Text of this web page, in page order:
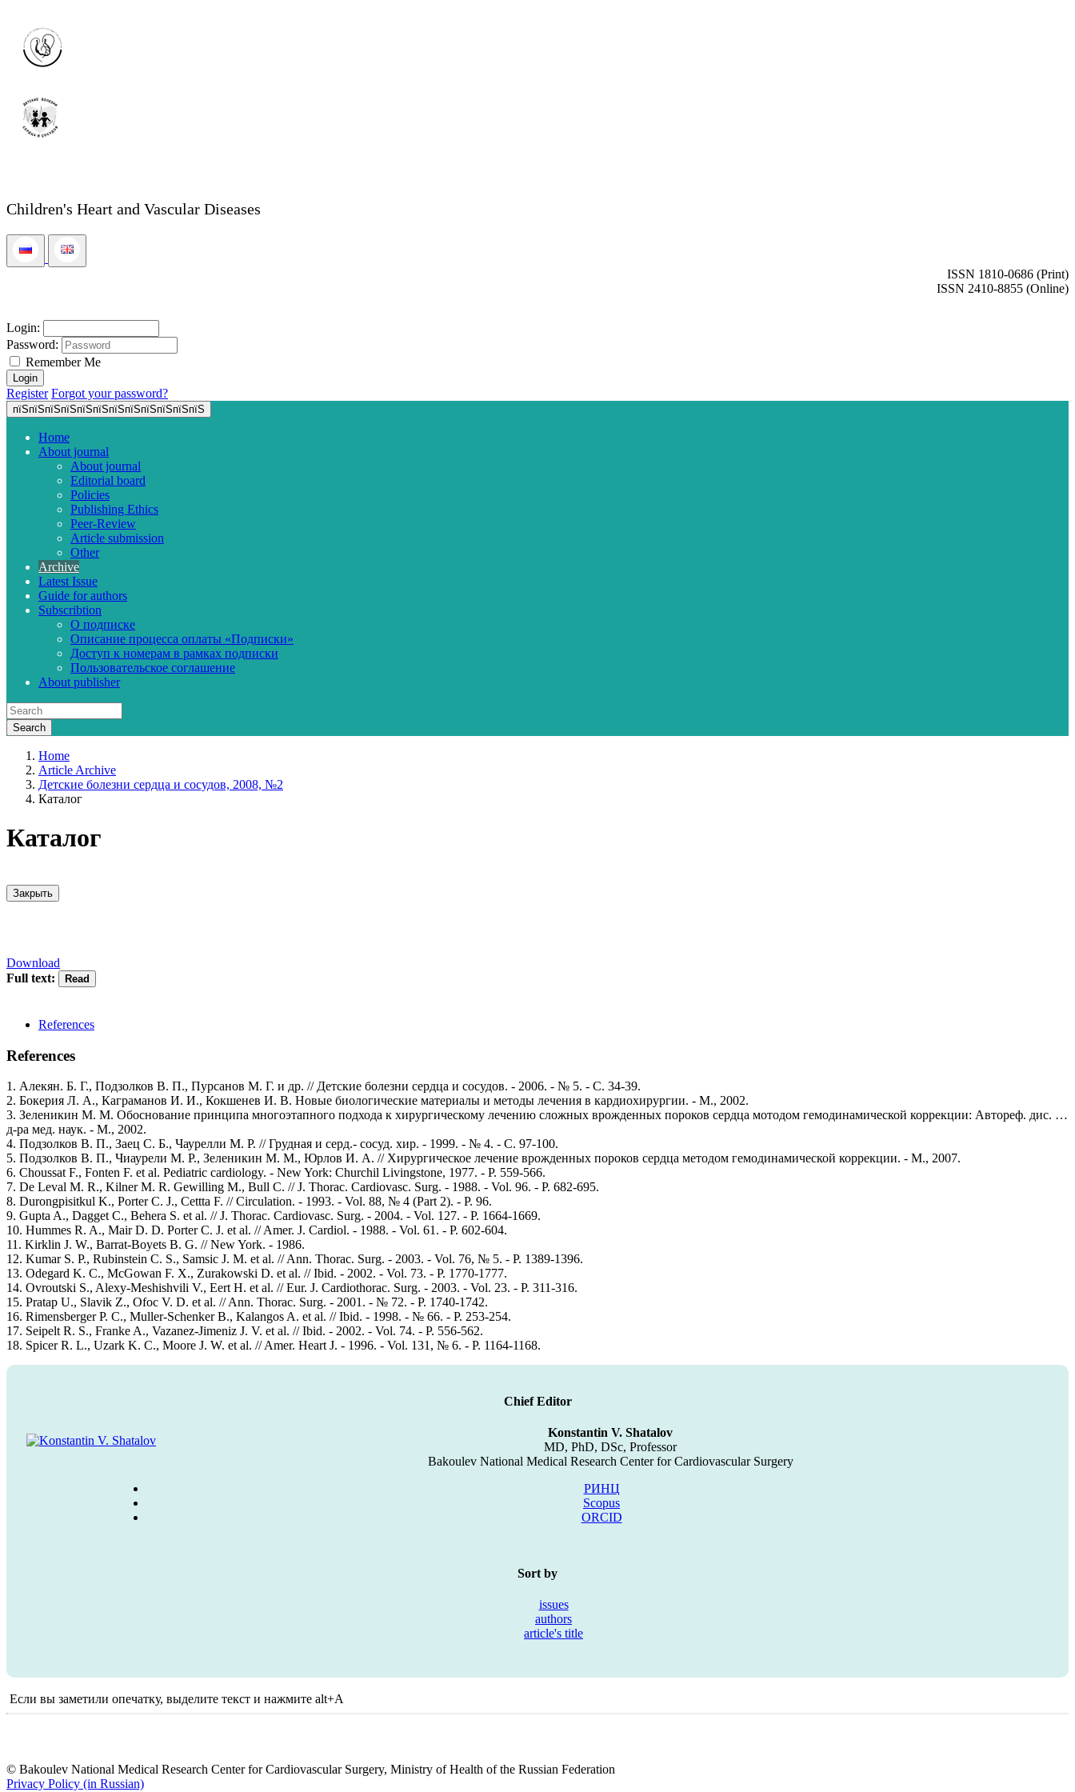
Children's Heart and Vascular Diseases
ISSN 1810-0686 (Print)
ISSN 2410-8855 (Online)
Login:
Password:
Remember Me
Register Forgot your password?
пїЅпїЅпїЅпїЅпїЅпїЅпїЅпїЅпїЅпїЅпїЅпїЅ
Home
About journal
About journal
Editorial board
Policies
Publishing Ethics
Peer-Review
Article submission
Other
Archive
Latest Issue
Guide for authors
Subscribtion
О подписке
Описание процесса оплаты «Подписки»
Доступ к номерам в рамках подписки
Пользовательское соглашение
About publisher
Home
Article Archive
Детские болезни сердца и сосудов, 2008, №2
Каталог
Каталог
Закрыть
Download
Full text:
References
References
1. Алекян. Б. Г., Подзолков В. П., Пурсанов М. Г. и др. // Детские болезни сердца и сосудов. - 2006. - № 5. - С. 34-39.
2. Бокерия Л. А., Каграманов И. И., Кокшенев И. В. Новые биологические материалы и методы лечения в кардиохирургии. - М., 2002.
3. Зеленикин М. М. Обоснование принципа многоэтапного подхода к хирургическому лечению сложных врожденных пороков сердца мотодом гемодинамической коррекции: Автореф. дис. …
д-ра мед. наук. - М., 2002.
4. Подзолков В. П., Заец С. Б., Чаурелли М. Р. // Грудная и серд.- сосуд. хир. - 1999. - № 4. - С. 97-100.
5. Подзолков В. П., Чиаурели М. Р., Зеленикин М. М., Юрлов И. А. // Хирургическое лечение врожденных пороков сердца методом гемодинамической коррекции. - М., 2007.
6. Choussat F., Fonten F. et al. Pediatric cardiology. - New York: Churchil Livingstone, 1977. - P. 559-566.
7. De Leval M. R., Kilner M. R. Gewilling M., Bull C. // J. Thorac. Cardiovasc. Surg. - 1988. - Vol. 96. - P. 682-695.
8. Durongpisitkul K., Porter C. J., Cettta F. // Circulation. - 1993. - Vol. 88, № 4 (Part 2). - P. 96.
9. Gupta A., Dagget C., Behera S. et al. // J. Thorac. Cardiovasc. Surg. - 2004. - Vol. 127. - P. 1664-1669.
10. Hummes R. A., Mair D. D. Porter C. J. et al. // Amer. J. Cardiol. - 1988. - Vol. 61. - P. 602-604.
11. Kirklin J. W., Barrat-Boyets B. G. // New York. - 1986.
12. Kumar S. P., Rubinstein C. S., Samsic J. M. et al. // Ann. Thorac. Surg. - 2003. - Vol. 76, № 5. - P. 1389-1396.
13. Odegard K. C., McGowan F. X., Zurakowski D. et al. // Ibid. - 2002. - Vol. 73. - P. 1770-1777.
14. Ovroutski S., Alexy-Meshishvili V., Eert H. et al. // Eur. J. Cardiothorac. Surg. - 2003. - Vol. 23. - P. 311-316.
15. Pratap U., Slavik Z., Ofoc V. D. et al. // Ann. Thorac. Surg. - 2001. - № 72. - P. 1740-1742.
16. Rimensberger P. C., Muller-Schenker B., Kalangos A. et al. // Ibid. - 1998. - № 66. - P. 253-254.
17. Seipelt R. S., Franke A., Vazanez-Jimeniz J. V. et al. // Ibid. - 2002. - Vol. 74. - P. 556-562.
18. Spicer R. L., Uzark K. C., Moore J. W. et al. // Amer. Heart J. - 1996. - Vol. 131, № 6. - P. 1164-1168.
Chief Editor
Konstantin V. Shatalov
MD, PhD, DSc, Professor
Bakoulev National Medical Research Center for Cardiovascular Surgery
РИНЦ
Scopus
ORCID
Sort by
issues
authors
article's title
Если вы заметили опечатку, выделите текст и нажмите alt+A
© Bakoulev National Medical Research Center for Cardiovascular Surgery, Ministry of Health of the Russian Federation
Privacy Policy (in Russian)